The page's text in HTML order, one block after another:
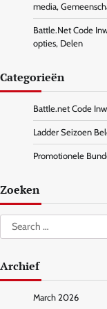
media,
Battle.Net Code
opties, Delen
Categorieën
Battle.net Code
Ladder Seizoen
Promotionele
Zoeken
Search
for:
Archief
March 2026